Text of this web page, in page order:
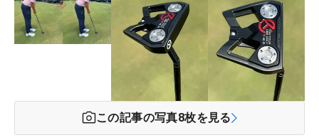
この記事の写真8枚を見る